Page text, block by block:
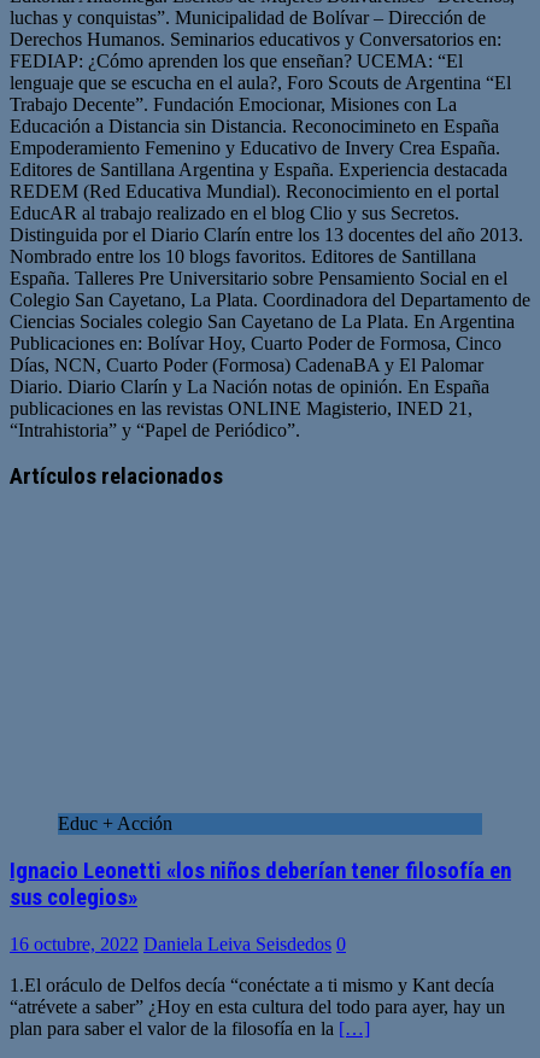
luchas y conquistas”. Municipalidad de Bolívar – Dirección de
Derechos Humanos. Seminarios educativos y Conversatorios en:
FEDIAP: ¿Cómo aprenden los que enseñan? UCEMA: “El
lenguaje que se escucha en el aula?, Foro Scouts de Argentina “El
Trabajo Decente”. Fundación Emocionar, Misiones con La
Educación a Distancia sin Distancia. Reconocimineto en España
Empoderamiento Femenino y Educativo de Invery Crea España.
Editores de Santillana Argentina y España. Experiencia destacada
REDEM (Red Educativa Mundial). Reconocimiento en el portal
EducAR al trabajo realizado en el blog Clio y sus Secretos.
Distinguida por el Diario Clarín entre los 13 docentes del año 2013.
Nombrado entre los 10 blogs favoritos. Editores de Santillana
España. Talleres Pre Universitario sobre Pensamiento Social en el
Colegio San Cayetano, La Plata. Coordinadora del Departamento de
Ciencias Sociales colegio San Cayetano de La Plata. En Argentina
Publicaciones en: Bolívar Hoy, Cuarto Poder de Formosa, Cinco
Días, NCN, Cuarto Poder (Formosa) CadenaBA y El Palomar
Diario. Diario Clarín y La Nación notas de opinión. En España
publicaciones en las revistas ONLINE Magisterio, INED 21,
“Intrahistoria” y “Papel de Periódico”.
web
Artículos relacionados
Educ + Acción
Ignacio Leonetti «los niños deberían tener filosofía en
sus colegios»
16 octubre, 2022 Daniela Leiva Seisdedos 0
1.El oráculo de Delfos decía “conéctate a ti mismo y Kant decía
“atrévete a saber” ¿Hoy en esta cultura del todo para ayer, hay un
plan para saber el valor de la filosofía en la […]